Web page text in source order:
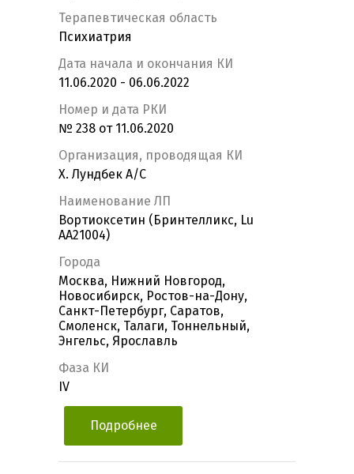
Терапевтическая область
Психиатрия
Дата начала и окончания КИ
11.06.2020 - 06.06.2022
Номер и дата РКИ
№ 238 от 11.06.2020
Организация, проводящая КИ
Х. Лундбек А/С
Наименование ЛП
Вортиоксетин (Бринтелликс, Lu
AA21004)
Города
Москва, Нижний Новгород,
Новосибирск, Ростов-на-Дону,
Санкт-Петербург, Саратов,
Смоленск, Талаги, Тоннельный,
Энгельс, Ярославль
Фаза КИ
IV
Подробнее